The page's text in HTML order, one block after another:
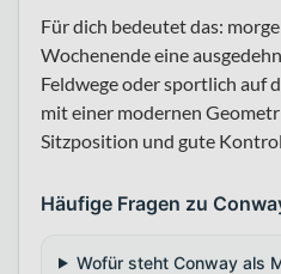
Für dich bedeutet das:
Wochenende eine
Feldwege oder sportlich auf
mit einer modernen
Sitzposition und gute
Häufige Fragen zu
Wofür steht Conway als